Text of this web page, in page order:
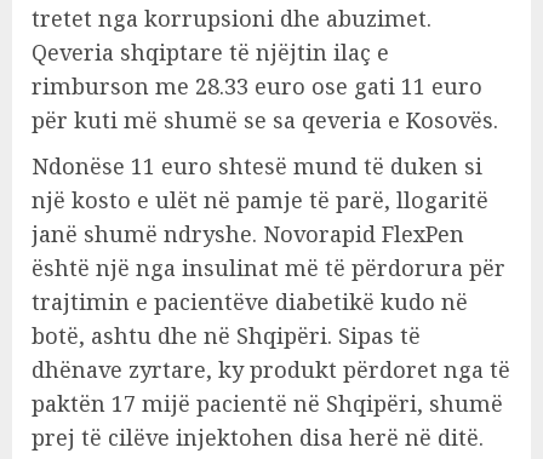
tretet nga korrupsioni dhe abuzimet.
Qeveria shqiptare të njëjtin ilaç e
rimburson me 28.33 euro ose gati 11 euro
për kuti më shumë se sa qeveria e Kosovës.
Ndonëse 11 euro shtesë mund të duken si
një kosto e ulët në pamje të parë, llogaritë
janë shumë ndryshe. Novorapid FlexPen
është një nga insulinat më të përdorura për
trajtimin e pacientëve diabetikë kudo në
botë, ashtu dhe në Shqipëri. Sipas të
dhënave zyrtare, ky produkt përdoret nga të
paktën 17 mijë pacientë në Shqipëri, shumë
prej të cilëve injektohen disa herë në ditë.